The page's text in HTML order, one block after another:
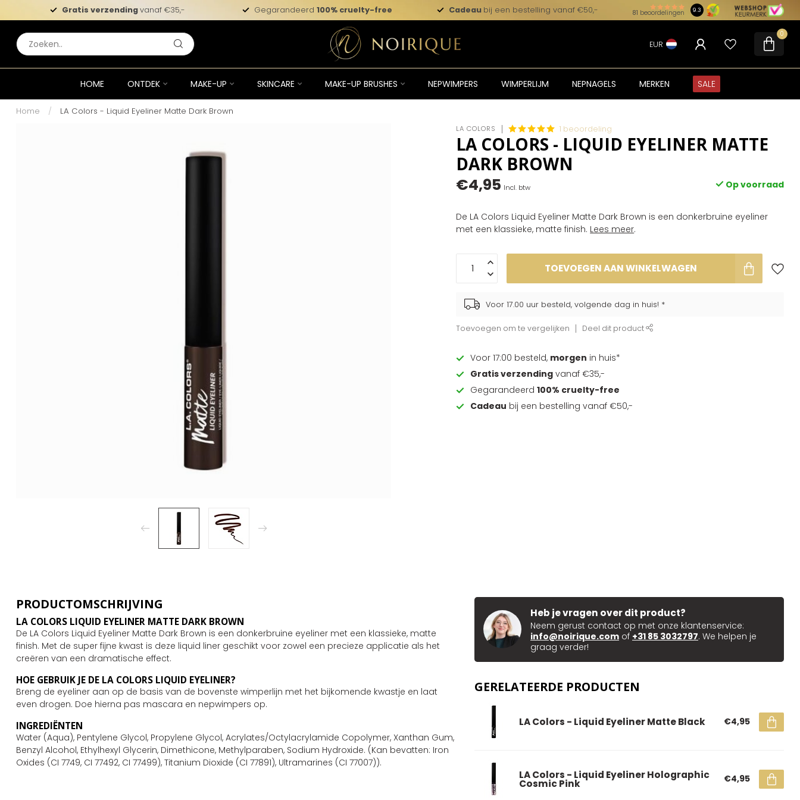
Gratis verzendingvanaf €35,- Gegarandeerd 100% cruelty-free Cadeau bij een bestelling vanaf €50,- 81 beoordelingen 9.3
EUR
0
HOME ONTDEK MAKE-UP SKINCARE MAKE-UP BRUSHES NEPWIMPERS WIMPERLIJM NEPNAGELS MERKEN SALE
Home / LA Colors - Liquid Eyeliner Matte Dark Brown
LA COLORS 1 beoordeling
LA COLORS - LIQUID EYELINER MATTE
DARK BROWN
€4,95 Incl. btw Op voorraad
De LA Colors Liquid Eyeliner Matte Dark Brown is een donkerbruine eyeliner
met een klassieke, matte finish. Lees meer.
TOEVOEGEN AAN WINKELWAGEN
Voor 17.00 uur besteld, volgende dag in huis! *
Toevoegen om te vergelijken Deel dit product
Voor 17:00 besteld, morgen in huis*
Gratis verzending vanaf €35,-
Gegarandeerd100% cruelty-free
Cadeau bij een bestelling vanaf €50,-
PRODUCTOMSCHRIJVING
LA COLORS LIQUID EYELINER MATTE DARK BROWN
De LA Colors Liquid Eyeliner Matte Dark Brown is een donkerbruine eyeliner met een klassieke, matte
finish. Met de super fijne kwast is deze liquid liner geschikt voor zowel een precieze applicatie als het
creëren van een dramatische effect.
HOE GEBRUIK JE DE LA COLORS LIQUID EYELINER?
Breng de eyeliner aan op de basis van de bovenste wimperlijn met het bijkomende kwastje en laat
even drogen. Doe hierna pas mascara en nepwimpers op.
INGREDIËNTEN
Water (Aqua), Pentylene Glycol, Propylene Glycol, Acrylates/Octylacrylamide Copolymer, Xanthan Gum,
Benzyl Alcohol, Ethylhexyl Glycerin, Dimethicone, Methylparaben, Sodium Hydroxide. (Kan bevatten: Iron
Oxides (CI 7749, CI 77492, CI 77499), Titanium Dioxide (CI 77891), Ultramarines (CI 77007)).
Heb je vragen over dit product?
Neem gerust contact op met onze klantenservice:
info@noirique.com of +31 85 3032797. We helpen je
graag verder!
GERELATEERDE PRODUCTEN
LA Colors - Liquid Eyeliner Matte Black €4,95
LA Colors - Liquid Eyeliner Holographic
Cosmic Pink €4,95